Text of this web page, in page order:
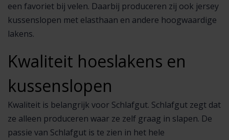
een favoriet bij velen. Daarbij produceren zij ook jersey
kussenslopen met elasthaan en andere hoogwaardige
lakens.
Kwaliteit hoeslakens en
kussenslopen
Kwaliteit is belangrijk voor Schlafgut. Schlafgut zegt dat
ze alleen produceren waar ze zelf graag in slapen. De
passie van Schlafgut is te zien in het hele